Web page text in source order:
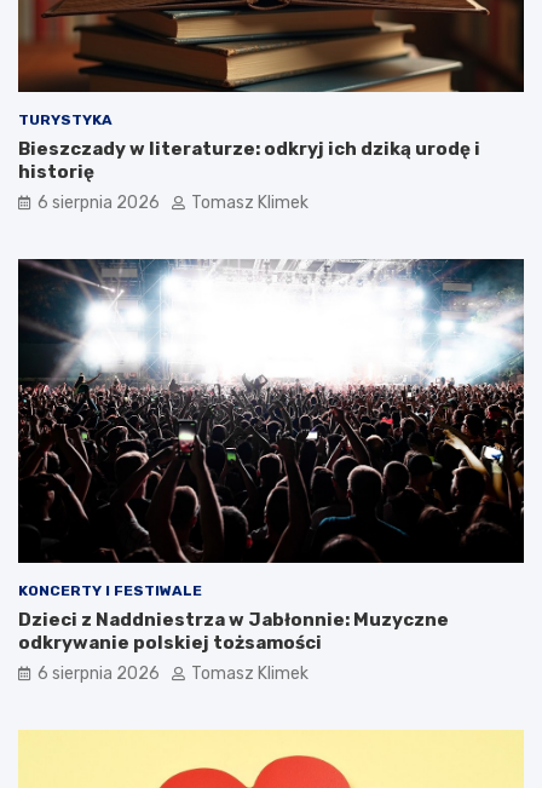
TURYSTYKA
Bieszczady w literaturze: odkryj ich dziką urodę i
historię
6 sierpnia 2026 Tomasz Klimek
KONCERTY I FESTIWALE
Dzieci z Naddniestrza w Jabłonnie: Muzyczne
odkrywanie polskiej tożsamości
6 sierpnia 2026 Tomasz Klimek